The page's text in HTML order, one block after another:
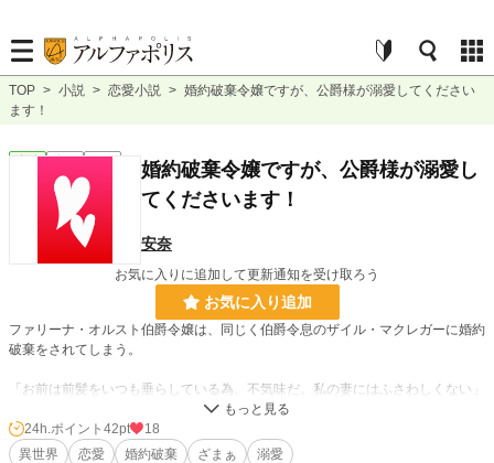
TOP > 小説 > 恋愛小説 > 婚約破棄令嬢ですが、公爵様が溺愛してください
ます！
恋愛 完結 短編
婚約破棄令嬢ですが、公爵様が溺愛し
てくださいます！
安奈
お気に入りに追加して更新通知を受け取ろう
お気に入り追加
ファリーナ・オルスト伯爵令嬢は、同じく伯爵令息のザイル・マクレガーに婚約
破棄をされてしまう。
「お前は前髪をいつも垂らしている為、不気味だ。私の妻にはふさわしくない」
気弱なファリーナは目を髪で隠す癖があり、それを指摘されての婚約破棄となっ
てしまった。
24h.ポイント 42pt
18
異世界
恋愛 婚約破棄 ざまぁ 溺愛